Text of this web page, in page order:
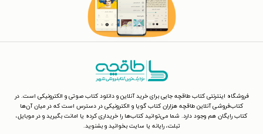
فروشگاه اینترنتی کتاب طاقچه جایی برای خرید آنلاین و دانلود کتاب صوتی و الکترونیکی است. در
کتاب‌فروشی آنلاین طاقچه هزاران کتاب گویا و الکترونیکی در دسترس است که در میان آن‌ها
کتاب رایگان هم وجود دارد. شما می‌توانید کتاب‌ها را خریداری کرده یا امانت بگیرید و در موبایل،
تبلت، رایانه یا سایت بخوانید و بشنوید.